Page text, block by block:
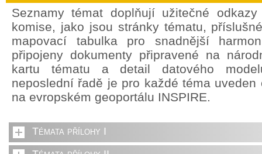
Seznamy témat doplňují užitečné
komise, jako jsou stránky tématu,
mapovací tabulka pro snadnější
připojeny dokumenty připravené na
kartu tématu a detail datového
neposlední řadě je pro každé téma
na evropském geoportálu INSPIRE.
Témata přílohy I